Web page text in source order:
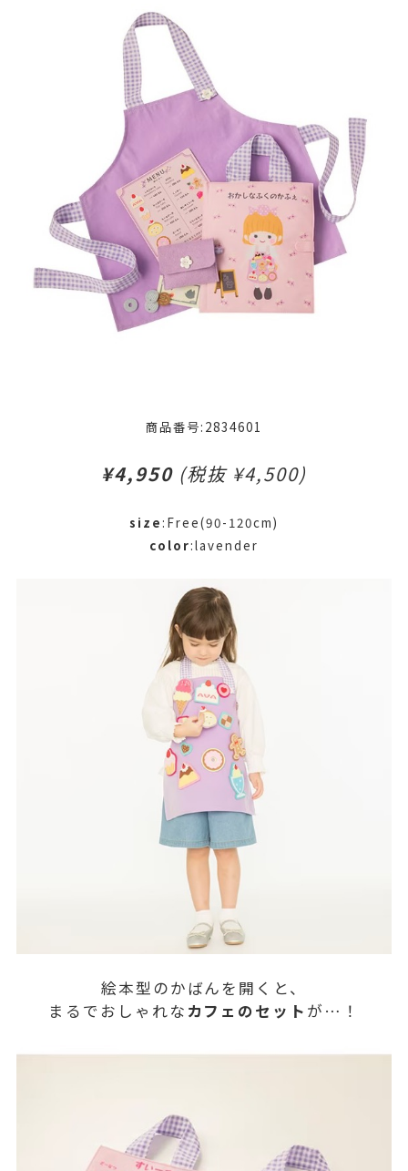
商品番号:2834601
¥4,950 (税抜 ¥4,500)
size :Free(90-120cm)
color:lavender
絵本型のかばんを開くと、
まるでおしゃれな カフェのセット が…！